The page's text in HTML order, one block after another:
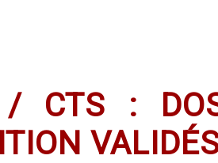
/ CTS :